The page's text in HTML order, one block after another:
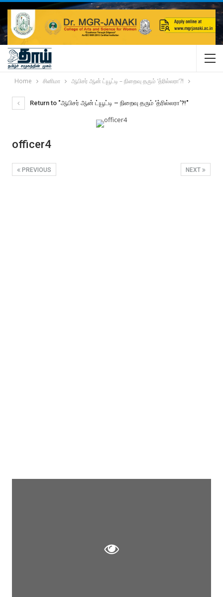
Home சினிமா ஆபிசர் ஆன் ட்யூட்டி – நிறைவு தரும் ‘த்ரில்லரா’?!
Return to "ஆபிசர் ஆன் ட்யூட்டி – நிறைவு தரும் ‘த்ரில்லரா’?!"
officer4
NEXT
PREVIOUS